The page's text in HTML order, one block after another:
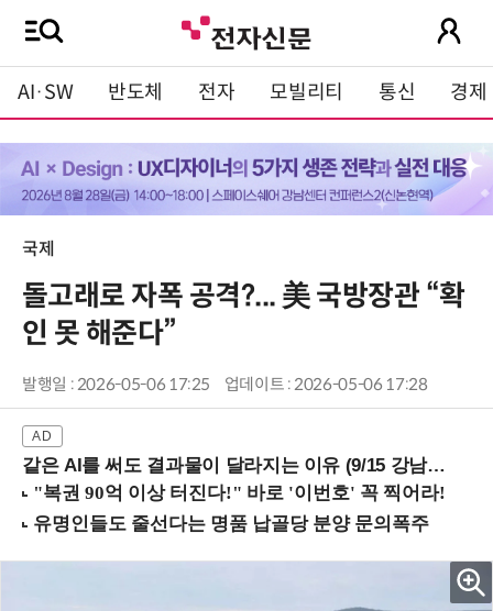
AI·SW 반도체 전자 모빌리티 통신 경제
국제
돌고래로 자폭 공격?... 美 국방장관 “확
인 못 해준다”
발행일 : 2026-05-06 17:25 업데이트 : 2026-05-06 17:28
같은 AI를 써도 결과물이 달라지는 이유 (9/15 강남역)